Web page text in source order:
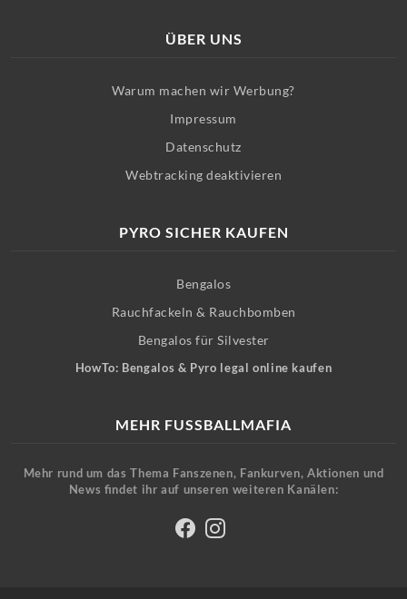
ÜBER UNS
Warum machen wir Werbung?
Impressum
Datenschutz
Webtracking deaktivieren
PYRO SICHER KAUFEN
Bengalos
Rauchfackeln & Rauchbomben
Bengalos für Silvester
HowTo: Bengalos & Pyro legal online kaufen
MEHR FUSSBALLMAFIA
Mehr rund um das Thema Fanszenen, Fankurven, Aktionen und
News findet ihr auf unseren weiteren Kanälen: